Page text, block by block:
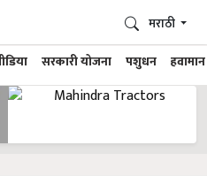
सरकारी योजना पशुधन हवामान
मराठी